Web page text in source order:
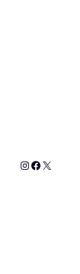
Instagram
X